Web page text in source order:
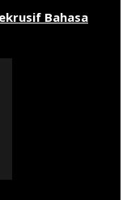
Bahasa